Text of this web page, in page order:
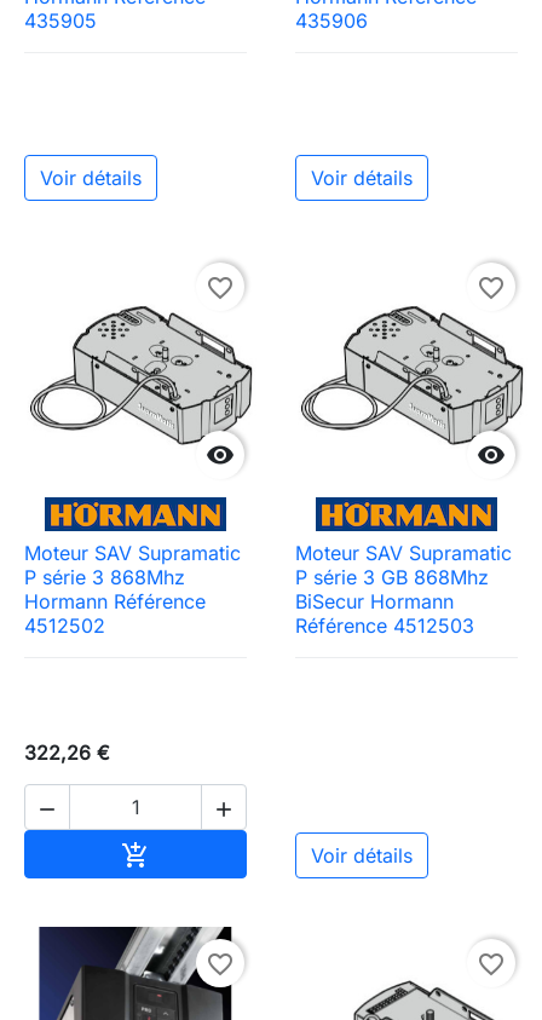
435905
Voir détails
435906
Voir détails

favorite_border
Moteur SAV Supramatic
P série 3 868Mhz
Hormann Référence
4512502
322,26 €
 


favorite_border
Moteur SAV Supramatic
P série 3 GB 868Mhz
BiSecur Hormann
Référence 4512503
Voir détails
favorite_border favorite_border